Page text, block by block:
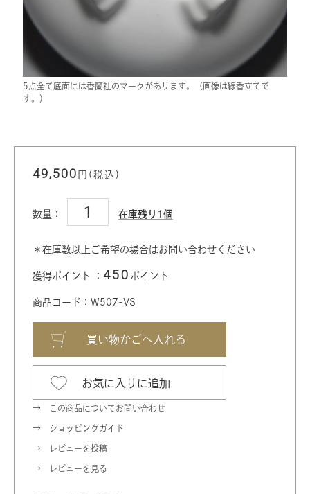
5点全て底面には香蘭社のマークがあります。（画像は線香立てで
す。）
49,500 円(税込)
数量： 在庫残り1個
＊在庫数以上ご希望の場合はお問い合わせください
獲得ポイント ： 450 ポイント
商品コード：W507-VS
お気に入りに追加
この商品についてお問い合わせ
ショッピングガイド
レビューを投稿
レビューを見る